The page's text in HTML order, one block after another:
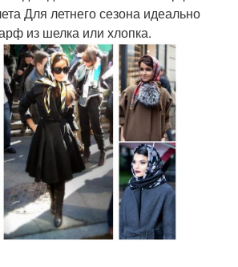
Для летнего сезона идеально
из шелка или хлопка.